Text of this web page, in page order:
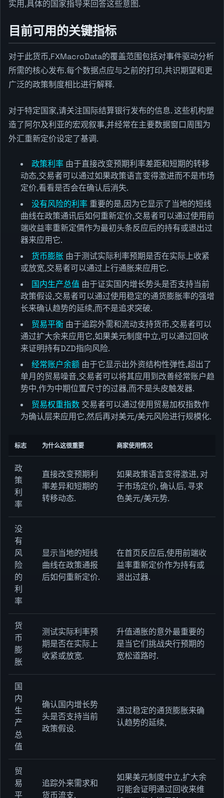
实用,具体的国家指导来回答这些意图.
目前可用的关键指标
对于此货币,FXMacroData的覆盖范围包括对事件驱动分析
所需的核心发布.每个数据点应与之前的打印,共识期望和更
广泛的政策制度相比进行解释.
对于特定国家,请关注国际结算银行发布的信息. 这些机构塑
造了阿尔及利亚的宏观叙事,并经常在主要数据窗口周围为
外汇重新定价设定了基调.
政策利率 由于直接改变预期利率差距和短期的转移
动态,交易者可以通过如果政策语言变得激进而不是市场
定价,看看是否会在确认后消失.
没有风险的利率 重要的是,因为它显示了当地的短线
曲线在政策通讯后如何重新定价,交易者可以通过使用前
端收益率重新定價作为最初头条反应后的持有或退出过
器来应用它.
货币膨胀 由于测试实际利率预期是否在实际上收紧
或放宽,交易者可以通过上行通胀来应用它.
国内生产总值 由于证实国内增长势头是否支持当前
政策假设,交易者可以通过使用稳定的通货膨胀率的强增
长来确认趋势的延续,而不是追求突破.
贸易平衡 由于追踪外需和流动支持货币,交易者可以
通过扩大余来应用它,如果美元制度中立,可以通过回收
来证明持有DZD指向风险.
经常账户余额 由于它显示出外资结构性弹性,超出了
单月的贸易噪音,交易者可以将其应用到改善经常账户趋
势中,作为中期位置尺寸的过器,而不是头皮触发器.
贸易权重指数 交易者可以通过使用贸易加权指数作
为确认层来应用它,然后再对美元/美元风险进行规模化.
标志 为什么这很重要 商家使用情况
政
策
利
率
直接改变预期利
率差异和短期的
转移动态.
如果政策语言变得激进, 对
于市场定价, 确认后, 寻求
色美元/美元势.
没
有
风
险
的
利
率
显示当地的短线
曲线在政策通报
后如何重新定价.
在首页反应后,使用前端收
益率重新定价作为持有或
退出过器.
货
币
膨
胀
测试实际利率预
期是否在实际上
收紧或放宽.
升值通胀的意外最重要的
是当它们挑战央行预期的
宽松道路时.
国
内
生
产
总
值
确认国内增长势
头是否支持当前
政策假设.
通过稳定的通货膨胀来确
认趋势的延续,
贸
易
平
追踪外来需求和
货币流支.
如果美元制度中立,扩大余
可能会证明通过回收来维